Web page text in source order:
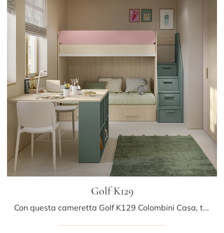
Golf K129
Con questa cameretta Golf K129 Colombini Casa, tra le soluzioni con letti a castello, potrai allestire stanze moderne per bambini.